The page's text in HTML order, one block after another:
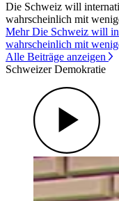
Die Schweiz will
wahrscheinlich mit
Mehr Die Schweiz will
wahrscheinlich mit
Alle Beiträge anzeigen
Schweizer Demokratie